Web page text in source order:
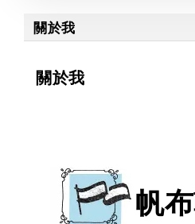
關於我
關於我
帆